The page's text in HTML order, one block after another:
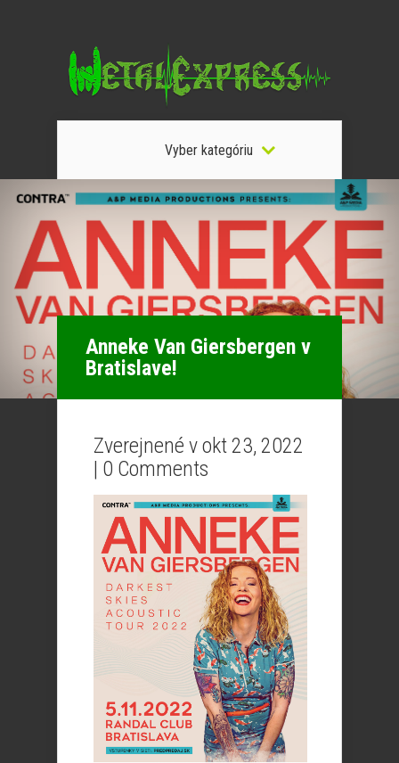
Vyber kategóriu
Anneke Van Giersbergen v
Bratislave!
Zverejnené v okt 23, 2022
| 0 Comments